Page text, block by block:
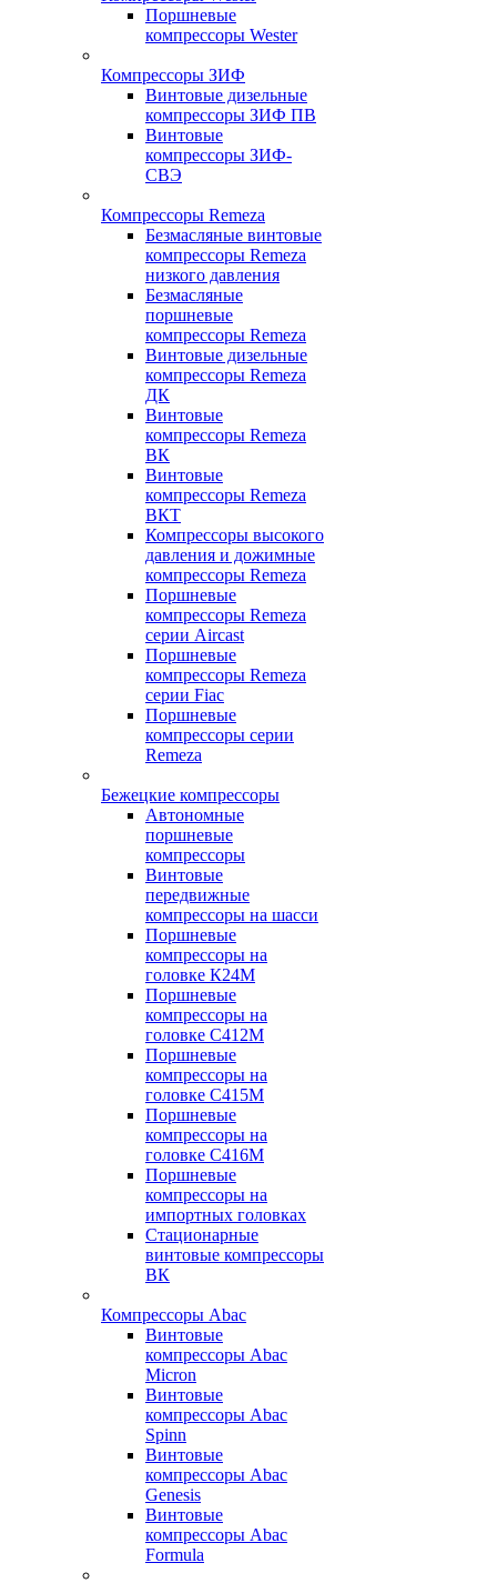
Поршневые
компрессоры Wester
Компрессоры ЗИФ
Винтовые дизельные
компрессоры ЗИФ ПВ
Винтовые
компрессоры ЗИФ-
СВЭ
Компрессоры Remeza
Безмасляные винтовые
компрессоры Remeza
низкого давления
Безмасляные
поршневые
компрессоры Remeza
Винтовые дизельные
компрессоры Remeza
ДК
Винтовые
компрессоры Remeza
ВК
Винтовые
компрессоры Remeza
ВКТ
Компрессоры высокого
давления и дожимные
компрессоры Remeza
Поршневые
компрессоры Remeza
серии Aircast
Поршневые
компрессоры Remeza
серии Fiac
Поршневые
компрессоры серии
Remeza
Бежецкие компрессоры
Автономные
поршневые
компрессоры
Винтовые
передвижные
компрессоры на шасси
Поршневые
компрессоры на
головке К24М
Поршневые
компрессоры на
головке С412М
Поршневые
компрессоры на
головке С415М
Поршневые
компрессоры на
головке С416М
Поршневые
компрессоры на
импортных головках
Стационарные
винтовые компрессоры
ВК
Компрессоры Abac
Винтовые
компрессоры Abac
Micron
Винтовые
компрессоры Abac
Spinn
Винтовые
компрессоры Abac
Genesis
Винтовые
компрессоры Abac
Formula